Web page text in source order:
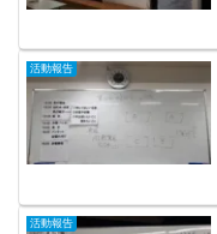
活動報告
活動報告